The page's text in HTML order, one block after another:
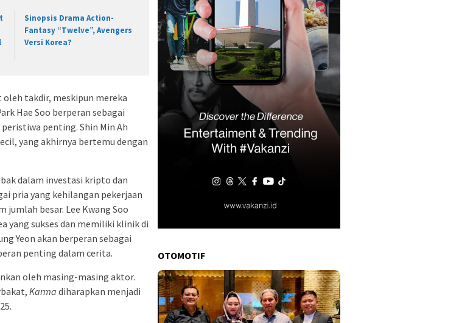
Sinopsis Drama Action-
Fantasy “Twelve”, Avengers
Versi Korea?
takdir, meskipun mereka
Hae Soo berperan sebagai
penting. Shin Min Ah
yang akhirnya bertemu dengan
dalam investasi kripto dan
pria yang kehilangan pekerjaan
besar. Lee Kwang Soo
yang sukses dan memiliki klinik di
Yeon akan berperan sebagai
penting dalam cerita.
oleh masing-masing aktor.
Karma diharapkan menjadi
OTOMOTIF